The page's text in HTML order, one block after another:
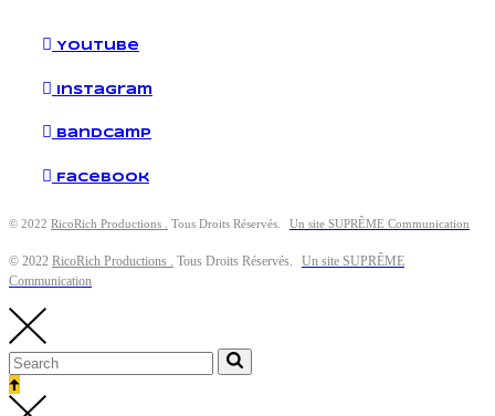
YouTube
Instagram
Bandcamp
Facebook
© 2022 RicoRich Productions . Tous Droits Réservés. Un site SUPRÊME Communication
© 2022 RicoRich Productions . Tous Droits Réservés.
Un site SUPRÊME
Communication